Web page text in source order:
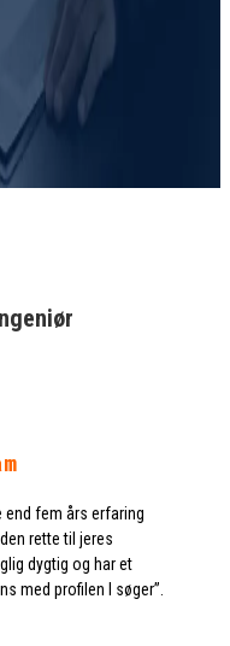
end fem års erfaring
rette til jeres
dygtig og har et
med profilen I søger”.